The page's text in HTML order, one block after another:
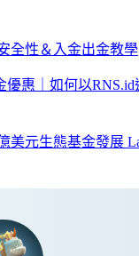
全性＆入金出金教學
優惠｜如何以RNS.id
美元生態基金發展